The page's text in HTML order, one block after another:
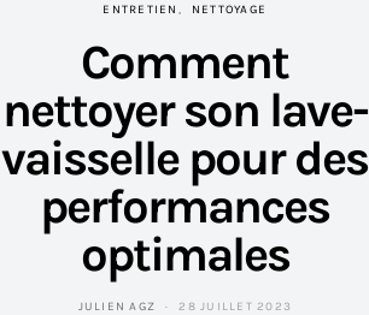
ENTRETIEN NETTOYAGE
Comment
nettoyer son lave-
vaisselle pour des
performances
optimales
JULIEN AGZ 28 JUILLET 2023